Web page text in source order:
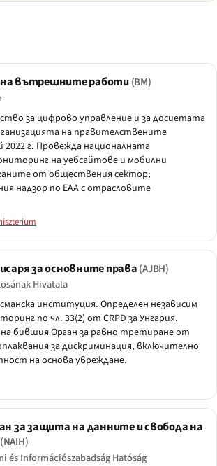
вътрешните работи(BM)
за цифрово управление и за досиетата
на правителствените
г. Провежда националната
на уебсайтове и мобилни
от обществения сектор;
надзор по EAA с отрасловите
за основните права(AJBH)
Hivatala
институция. Определен независим
по чл. 33(2) от CRPD за Унгария.
бившия Орган за равно третиране от
за дискриминация, включително
на основа увреждане.
за защита на данните и свобода на
(NAIH)
és Információszabadság Hatóság